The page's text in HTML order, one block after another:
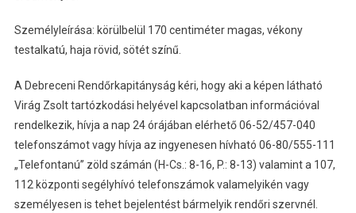
Személyleírása: körülbelül 170 centiméter magas, vékony
testalkatú, haja rövid, sötét színű.
A Debreceni Rendőrkapitányság kéri, hogy aki a képen látható
Virág Zsolt tartózkodási helyével kapcsolatban információval
rendelkezik, hívja a nap 24 órájában elérhető 06-52/457-040
telefonszámot vagy hívja az ingyenesen hívható 06-80/555-111
„Telefontanú” zöld számán (H-Cs.: 8-16, P.: 8-13) valamint a 107,
112 központi segélyhívó telefonszámok valamelyikén vagy
személyesen is tehet bejelentést bármelyik rendőri szervnél.